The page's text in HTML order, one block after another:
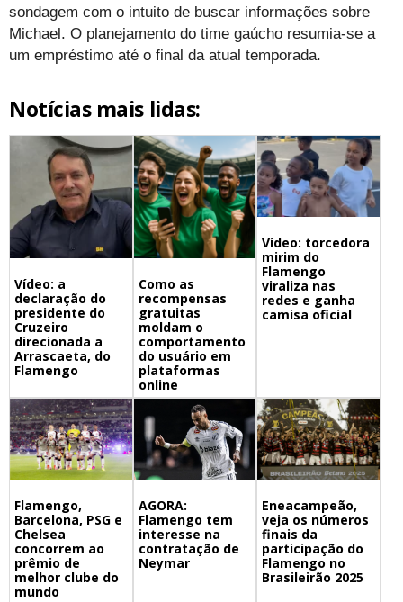
sondagem com o intuito de buscar informações sobre
Michael. O planejamento do time gaúcho resumia-se a
um empréstimo até o final da atual temporada.
Notícias mais lidas:
Vídeo: a
declaração do
presidente do
Cruzeiro
direcionada a
Arrascaeta, do
Flamengo
Como as
recompensas
gratuitas
moldam o
comportamento
do usuário em
plataformas
online
Vídeo: torcedora
mirim do
Flamengo
viraliza nas
redes e ganha
camisa oficial
Flamengo,
Barcelona, PSG e
Chelsea
concorrem ao
prêmio de
melhor clube do
mundo
AGORA:
Flamengo tem
interesse na
contratação de
Neymar
Eneacampeão,
veja os números
finais da
participação do
Flamengo no
Brasileirão 2025